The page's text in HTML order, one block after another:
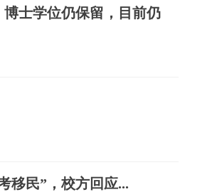
士学位仍保留，目前仍
移民”，校方回应...